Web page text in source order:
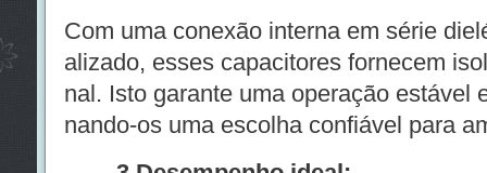
Com uma conexão interna em série
alizado, esses capacitores fornecem
nal. Isto garante uma operação estável
nando-os uma escolha confiável para